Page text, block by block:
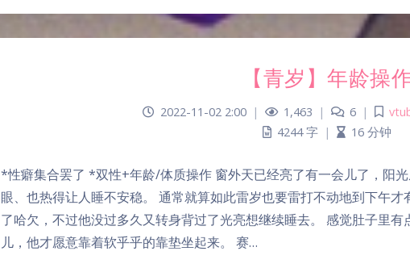
【青岁】年龄操
2022-11-02 2:00 | 1,463 | 6 |
4244 字 | 16 分钟
*性癖集合罢了 *双性+年龄/体质操作 窗外天已经亮了有一会儿了，阳
眼、也热得让人睡不安稳。 通常就算如此雷岁也要雷打不动地到下午
了哈欠，不过他没过多久又转身背过了光亮想继续睡去。 感觉肚子里
儿，他才愿意靠着软乎乎的靠垫坐起来。 赛…